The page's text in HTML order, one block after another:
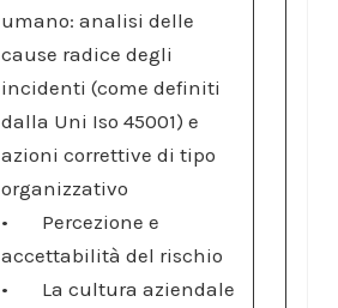
umano: analisi delle
cause radice degli
incidenti (come definiti
dalla Uni Iso 45001) e
azioni correttive di tipo
organizzativo
• Percezione e
accettabilità del rischio
• La cultura aziendale